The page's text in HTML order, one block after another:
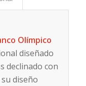
Olímpico
diseñado
declinado con
diseño